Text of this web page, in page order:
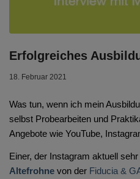
Erfolgreiches
18. Februar 2021
Was tun, wenn ich mein
selbst Probearbeiten und
Angebote wie YouTube,
Einer, der Instagram aktuell
Altefrohne von der Fiducia &